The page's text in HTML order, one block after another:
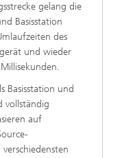
gelang die
Basisstation
des
und wieder
Basisstation und
vollständig
auf